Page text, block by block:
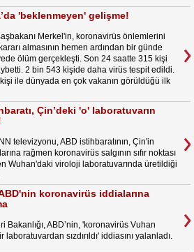
'beklenmeyen' gelişme!
Merkel'in, koronavirüs önlemlerini
almasının hemen ardından bir günde
ölüm gerçekleşti. Son 24 saatte 315 kişi
2 bin 543 kişide daha virüs tespit edildi.
ile dünyada en çok vakanın görüldüğü ilk
Çin’deki 'o' laboratuvarın
televizyonu, ABD istihbaratının, Çin'in
rağmen koronavirüs salgının sıfır noktası
Wuhan'daki viroloji laboratuvarında üretildiği
koronavirüs iddialarına
Bakanlığı, ABD’nin, 'koronavirüs Vuhan
laboratuvardan sızdırıldı' iddiasını yalanladı.